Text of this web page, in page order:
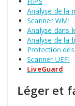
Analyse de la
Scanner WMI
Analyse dans
Analyse de la
Protection
Scanner UEFI
LiveGuard
Léger et